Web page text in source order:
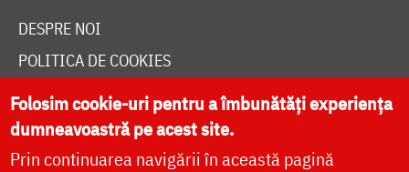
DESPRE NOI
POLITICA DE COOKIES
DONEAZĂ ONLINE PENTRU CATEDRALA NAȚIONALĂ
LIVE
Folosim cookie-uri pentru a îmbunătăți experiența
dumneavoastră pe acest site.
Prin continuarea navigării în această pagină